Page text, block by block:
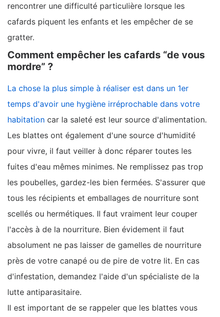
rencontrer une difficulté particulière lorsque les
cafards piquent les enfants et les empêcher de se
gratter.
Comment empêcher les cafards “de vous
mordre” ?
La chose la plus simple à réaliser est dans un 1er
temps d'avoir une hygiène irréprochable dans votre
habitation car la saleté est leur source d'alimentation.
Les blattes ont également d'une source d'humidité
pour vivre, il faut veiller à donc réparer toutes les
fuites d'eau mêmes minimes. Ne remplissez pas trop
les poubelles, gardez-les bien fermées. S'assurer que
tous les récipients et emballages de nourriture sont
scellés ou hermétiques. Il faut vraiment leur couper
l'accès à de la nourriture. Bien évidement il faut
absolument ne pas laisser de gamelles de nourriture
près de votre canapé ou de pire de votre lit. En cas
d'infestation, demandez l'aide d'un spécialiste de la
lutte antiparasitaire.
Il est important de se rappeler que les blattes vous